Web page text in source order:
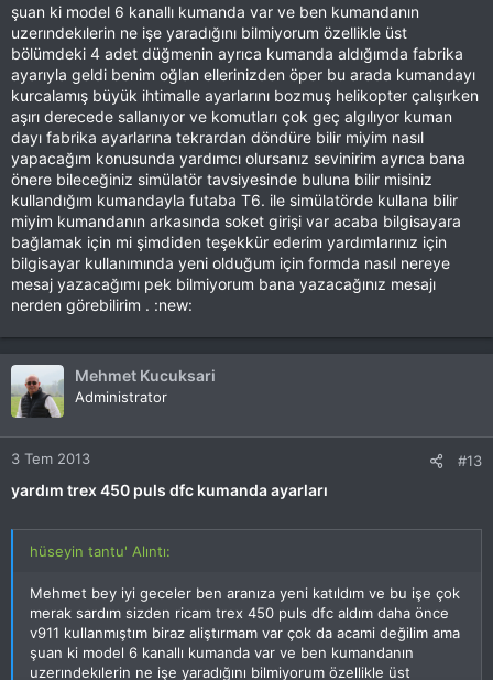
"Başlarda ekipman sağlam olsun, sen pilotaj ve teknik bilgi ile
uğraş. Bu kadar ögrenecek sey varken bir de kitin kendisinde
ilave problem çıkar ise o zaman gereksiz zaman kaybedersin."
Baştan bu fikre katılmasam da sonradan ne kadar doğru
oldugunu ögrendim.
Özetle Klone ile fikrim bu. Dediğim gibi Klone kötüdür
demiyorum sadece %30-%40 tasarruf edeyim derken bazen
sizden çok daha fazlasını (zaman, sabır, istah) alıp götürebiliyor
şuan ki model 6 kanallı kumanda var ve ben kumandanın
uzerındekılerin ne işe yaradığını bilmiyorum özellikle üst
bölümdeki 4 adet düğmenin ayrıca kumanda aldığımda fabrika
ayarıyla geldi benim oğlan ellerinizden öper bu arada kumandayı
kurcalamış büyük ihtimalle ayarlarını bozmuş helikopter çalışırken
aşırı derecede sallanıyor ve komutları çok geç algılıyor kuman
dayı fabrika ayarlarına tekrardan döndüre bilir miyim nasıl
yapacağım konusunda yardımcı olursanız sevinirim ayrıca bana
önere bileceğiniz simülatör tavsiyesinde buluna bilir misiniz
kullandığım kumandayla futaba T6. ile simülatörde kullana bilir
miyim kumandanın arkasında soket girişi var acaba bilgisayara
bağlamak için mi şimdiden teşekkür ederim yardımlarınız için
bilgisayar kullanımında yeni olduğum için formda nasıl nereye
mesaj yazacağımı pek bilmiyorum bana yazacağınız mesajı
nerden görebilirim . :new:
Mehmet Kucuksari
Administrator
3 Tem 2013 #13
yardım trex 450 puls dfc kumanda ayarları
hüseyin tantu' Alıntı:
Mehmet bey iyi geceler ben aranıza yeni katıldım ve bu işe çok
merak sardım sizden ricam trex 450 puls dfc aldım daha önce
v911 kullanmıştım biraz aliştırmam var çok da acami değilim ama
şuan ki model 6 kanallı kumanda var ve ben kumandanın
uzerındekılerin ne işe yaradığını bilmiyorum özellikle üst